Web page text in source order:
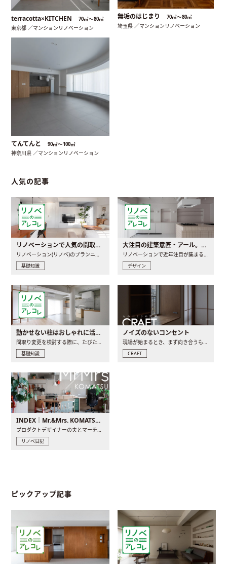
terracotta×KITCHEN 70㎡〜80㎡
東京都 ／マンションリノベーション
無垢のはじまり 70㎡〜80㎡
埼玉県 ／マンションリノベーション
てんてんと 90㎡〜100㎡
神奈川県 ／マンションリノベーション
人気の記事
リノベーションで人気の間取りとは？トレンドの間取りと実例を徹底解説
基礎知識
大注目の建築意匠・アール。人気の理由と空間に取り入れるポイント
デザイン
動かせない柱はおしゃれに活用！柱を魅せるリノベーション(リノベ)4選
基礎知識
ノイズのないコンセント
CRAFT
INDEX｜Mr.&Mrs. KOMATSU renovation diary
リノベ日記
ピックアップ記事